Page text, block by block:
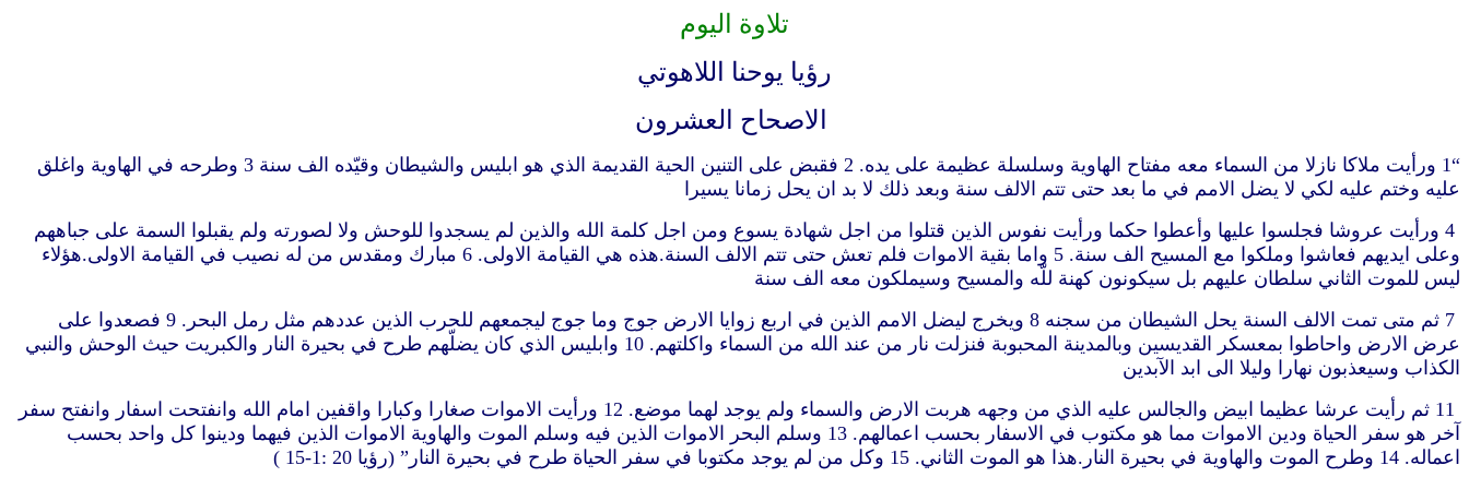
تلاوة اليوم
رؤيا يوحنا اللاهوتي
الاصحاح العشرون
“1 ورأيت ملاكا نازلا من السماء معه مفتاح الهاوية وسلسلة عظيمة على يده. 2 فقبض على التنين الحية القديمة الذي هو ابليس والشيطان وقيّده الف سنة 3 وطرحه في الهاوية واغلق
عليه وختم عليه لكي لا يضل الامم في ما بعد حتى تتم الالف سنة وبعد ذلك لا بد ان يحل زمانا يسيرا
4 ورأيت عروشا فجلسوا عليها وأعطوا حكما ورأيت نفوس الذين قتلوا من اجل شهادة يسوع ومن اجل كلمة الله والذين لم يسجدوا للوحش ولا لصورته ولم يقبلوا السمة على جباههم
وعلى ايديهم فعاشوا وملكوا مع المسيح الف سنة. 5 واما بقية الاموات فلم تعش حتى تتم الالف السنة.هذه هي القيامة الاولى. 6 مبارك ومقدس من له نصيب في القيامة الاولى.هؤلاء
ليس للموت الثاني سلطان عليهم بل سيكونون كهنة للّه والمسيح وسيملكون معه الف سنة
7 ثم متى تمت الالف السنة يحل الشيطان من سجنه 8 ويخرج ليضل الامم الذين في اربع زوايا الارض جوج وما جوج ليجمعهم للحرب الذين عددهم مثل رمل البحر. 9 فصعدوا على
عرض الارض واحاطوا بمعسكر القديسين وبالمدينة المحبوبة فنزلت نار من عند الله من السماء واكلتهم. 10 وابليس الذي كان يضلّهم طرح في بحيرة النار والكبريت حيث الوحش والنبي
الكذاب وسيعذبون نهارا وليلا الى ابد الآبدين
11 ثم رأيت عرشا عظيما ابيض والجالس عليه الذي من وجهه هربت الارض والسماء ولم يوجد لهما موضع. 12 ورأيت الاموات صغارا وكبارا واقفين امام الله وانفتحت اسفار وانفتح سفر
آخر هو سفر الحياة ودين الاموات مما هو مكتوب في الاسفار بحسب اعمالهم. 13 وسلم البحر الاموات الذين فيه وسلم الموت والهاوية الاموات الذين فيهما ودينوا كل واحد بحسب
اعماله. 14 وطرح الموت والهاوية في بحيرة النار.هذا هو الموت الثاني. 15 وكل من لم يوجد مكتوبا في سفر الحياة طرح في بحيرة النار” (رؤيا 20
:1-15 )